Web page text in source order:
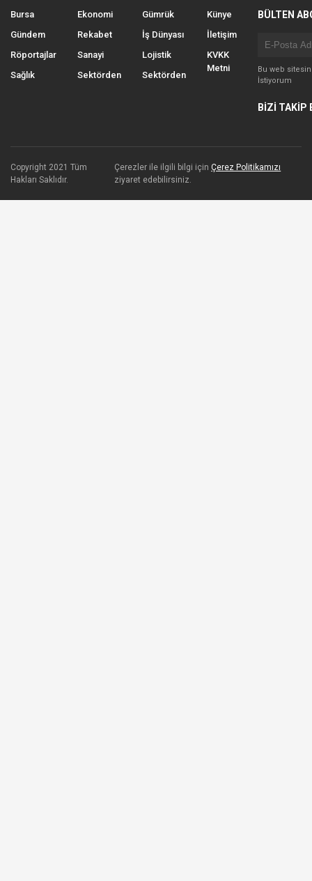
Bursa
Gündem
Röportajlar
Sağlık
Ekonomi
Rekabet
Sanayi
Sektörden
Gümrük
İş Dünyası
Lojistik
Sektörden
Künye
İletişim
KVKK
Metni
BÜLTEN
Bu web
İstiyorum
BİZİ TAKİP
Copyright 2021 Tüm
Hakları Saklıdır.
Çerezler ile ilgili bilgi içinÇerez Politikamızı
ziyaret edebilirsiniz.